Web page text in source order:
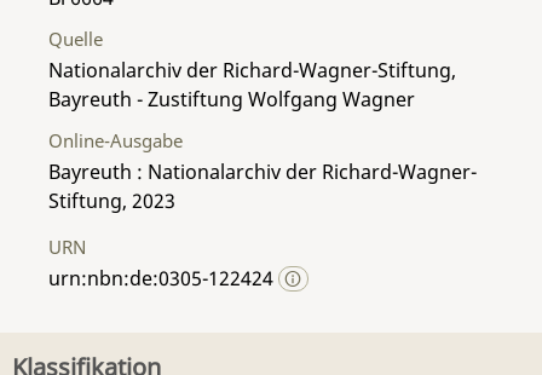
Quelle
Nationalarchiv der Richard-Wagner-Stiftung,
Bayreuth - Zustiftung Wolfgang Wagner
Online-Ausgabe
Bayreuth : Nationalarchiv der Richard-Wagner-
Stiftung, 2023
URN
urn:nbn:de:0305-122424
Klassifikation